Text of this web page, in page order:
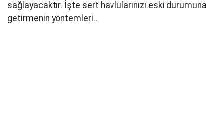
sağlayacaktır. İşte sert havlularınızı eski durumuna
getirmenin yöntemleri..